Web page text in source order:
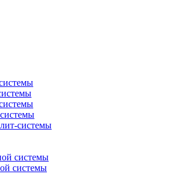
системы
системы
системы